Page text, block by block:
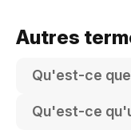
Autres
Qu'est-ce que
Qu'est-ce